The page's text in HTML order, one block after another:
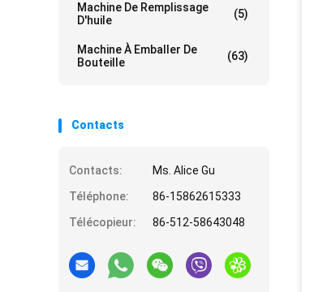
Machine De Remplissage
D'huile
(5)
Machine À Emballer De
Bouteille
(63)
Contacts
Contacts:
Ms. Alice Gu
Téléphone:
86-15862615333
Télécopieur:
86-512-58643048